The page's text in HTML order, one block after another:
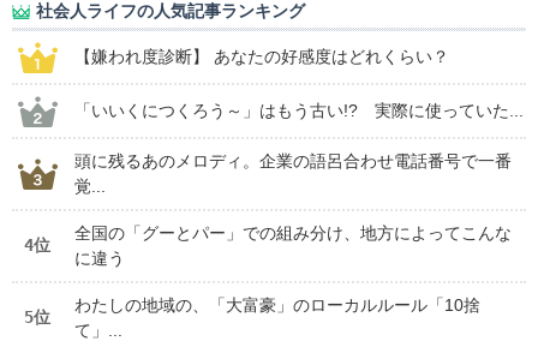
社会人ライフの人気記事ランキング
【嫌われ度診断】 あなたの好感度はどれくらい？
「いいくにつくろう～」はもう古い!? 実際に使っていた...
頭に残るあのメロディ。企業の語呂合わせ電話番号で一番
覚...
4位
全国の「グーとパー」での組み分け、地方によってこんな
に違う
5位
わたしの地域の、「大富豪」のローカルルール「10捨
て」...